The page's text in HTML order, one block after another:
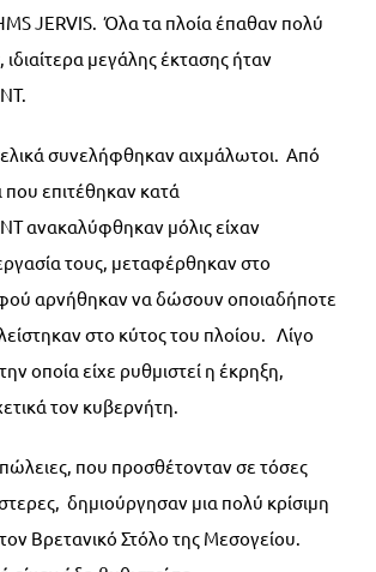
JERVIS. Όλα τα πλοία έπαθαν πολύ
ιδιαίτερα μεγάλης έκτασης ήταν
συνελήφθηκαν αιχμάλωτοι. Από
που επιτέθηκαν κατά
ανακαλύφθηκαν μόλις είχαν
τους, μεταφέρθηκαν στο
αρνήθηκαν να δώσουν οποιαδήποτε
στο κύτος του πλοίου. Λίγο
οποία είχε ρυθμιστεί η έκρηξη,
τον κυβερνήτη.
που προσθέτονταν σε τόσες
δημιούργησαν μια πολύ κρίσιμη
Βρετανικό Στόλο της Μεσογείου.